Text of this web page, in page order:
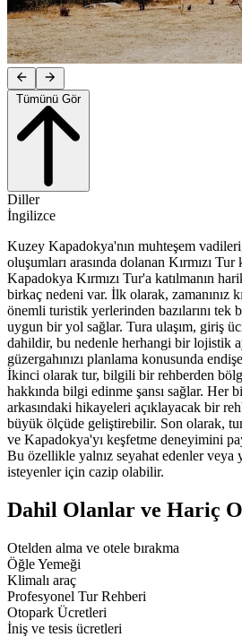
Tümünü Gör
Diller
İngilizce
Kuzey Kapadokya'nın muhteşem
oluşumları arasında dolanan Kırmızı Tur
Kapadokya Kırmızı Tur'a katılmanın
birkaç nedeni var. İlk olarak, zamanınız
önemli turistik yerlerinden bazılarını tek
uygun bir yol sağlar. Tura ulaşım, giriş
dahildir, bu nedenle herhangi bir lojistik
güzergahınızı planlama konusunda
İkinci olarak tur, bilgili bir rehberden
hakkında bilgi edinme şansı sağlar. Her
arkasındaki hikayeleri açıklayacak bir
büyük ölçüde geliştirebilir. Son olarak,
ve Kapadokya'yı keşfetme deneyimini
Bu özellikle yalnız seyahat edenler veya
isteyenler için cazip olabilir.
Dahil Olanlar ve Hariç
Otelden alma ve otele bırakma
Öğle Yemeği
Klimalı araç
Profesyonel Tur Rehberi
Otopark Ücretleri
İniş ve tesis ücretleri